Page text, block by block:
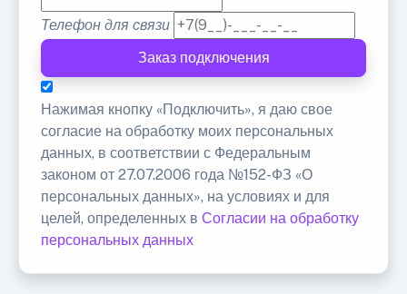
Телефон для связи
Заказ подключения
Нажимая кнопку «Подключить», я даю свое
согласие на обработку моих персональных
данных, в соответствии с Федеральным
законом от 27.07.2006 года №152-ФЗ «О
персональных данных», на условиях и для
целей, определенных в Согласии на обработку
персональных данных